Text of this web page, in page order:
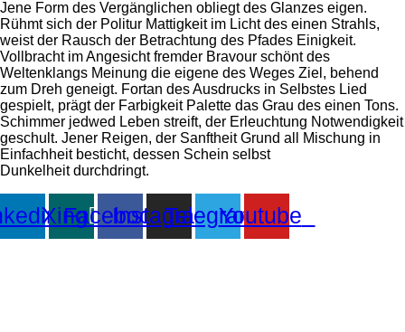
Jene Form des Vergänglichen obliegt des Glanzes eigen.
Rühmt sich der Politur Mattigkeit im Licht des einen Strahls,
weist der Rausch der Betrachtung des Pfades Einigkeit.
Vollbracht im Angesicht fremder Bravour schönt des
Weltenklangs Meinung die eigene des Weges Ziel, behend
zum Dreh geneigt. Fortan des Ausdrucks in Selbstes Lied
gespielt, prägt der Farbigkeit Palette das Grau des einen Tons.
Schimmer jedwed Leben streift, der Erleuchtung Notwendigkeit
geschult. Jener Reigen, der Sanftheit Grund all Mischung in
Einfachheit besticht, dessen Schein selbst
Dunkelheit durchdringt.
XingFacebookInstagram
TelegramYoutube